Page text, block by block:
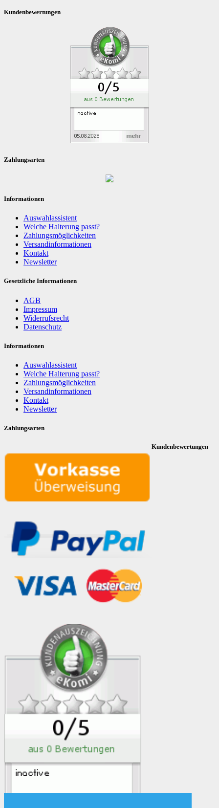
Kundenbewertungen
Zahlungsarten
Informationen
Auswahlassistent
Welche Halterung passt?
Zahlungsmöglichkeiten
Versandinformationen
Kontakt
Newsletter
Gesetzliche Informationen
AGB
Impressum
Widerrufsrecht
Datenschutz
Informationen
Auswahlassistent
Welche Halterung passt?
Zahlungsmöglichkeiten
Versandinformationen
Kontakt
Newsletter
Zahlungsarten
Kundenbewertungen